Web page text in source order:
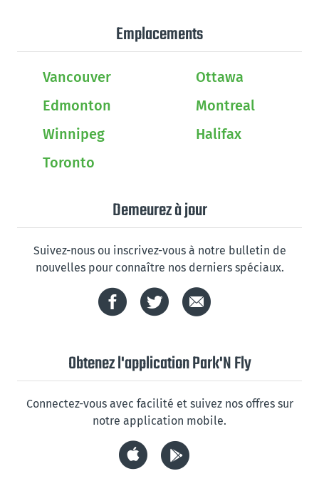
Emplacements
Vancouver
Edmonton
Winnipeg
Toronto
Ottawa
Montreal
Halifax
Demeurez à jour
Suivez-nous ou inscrivez-vous à notre bulletin de
nouvelles pour connaître nos derniers spéciaux.
Obtenez l'application Park'N Fly
Connectez-vous avec facilité et suivez nos offres sur
notre application mobile.